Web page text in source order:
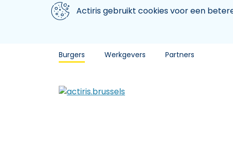
Aller au contenu principal
We gebruiken cookiesActiris gebruikt cookies voor een
Burgers Werkgevers Partners